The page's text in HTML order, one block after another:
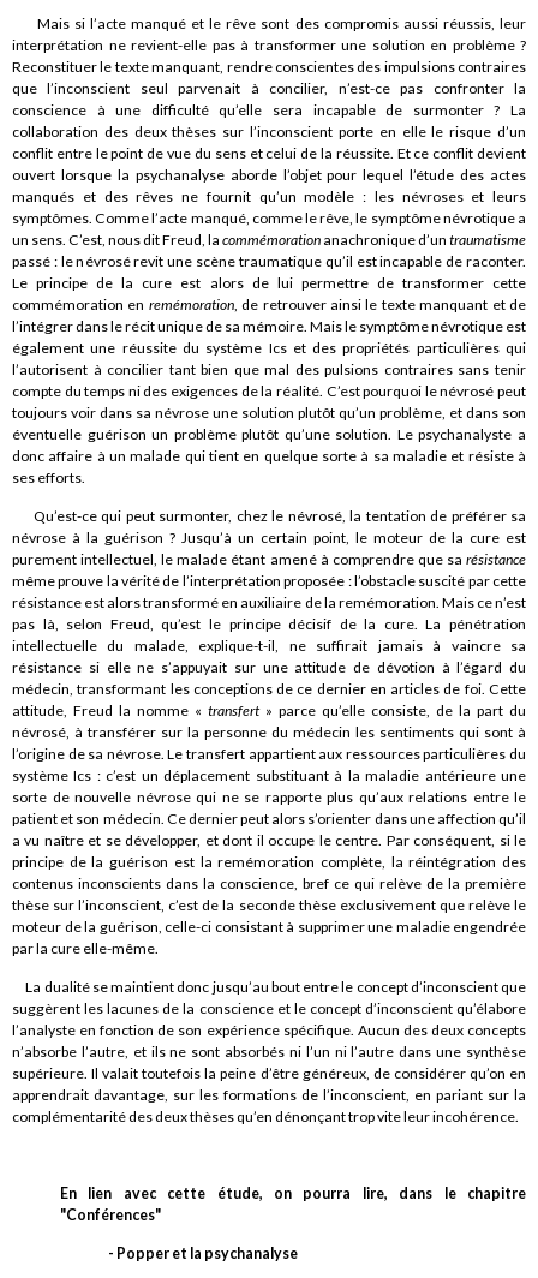
Mais si l’acte manqué et le rêve sont des compromis aussi réussis, leur
interprétation ne revient-elle pas à transformer une solution en problème ?
Reconstituer le texte manquant, rendre conscientes des impulsions contraires
que l’inconscient seul parvenait à concilier, n’est-ce pas confronter la
conscience à une difficulté qu’elle sera incapable de surmonter ? La
collaboration des deux thèses sur l’inconscient porte en elle le risque d’un
conflit entre le point de vue du sens et celui de la réussite. Et ce conflit devient
ouvert lorsque la psychanalyse aborde l’objet pour lequel l’étude des actes
manqués et des rêves ne fournit qu’un modèle : les névroses et leurs
symptômes. Comme l’acte manqué, comme le rêve, le symptôme névrotique a
un sens. C’est, nous dit Freud, la commémoration anachronique d’un traumatisme
passé : le névrosé revit une scène traumatique qu’il est incapable de raconter.
Le principe de la cure est alors de lui permettre de transformer cette
commémoration en remémoration, de retrouver ainsi le texte manquant et de
l’intégrer dans le récit unique de sa mémoire. Mais le symptôme névrotique est
également une réussite du système Ics et des propriétés particulières qui
l’autorisent à concilier tant bien que mal des pulsions contraires sans tenir
compte du temps ni des exigences de la réalité. C’est pourquoi le névrosé peut
toujours voir dans sa névrose une solution plutôt qu’un problème, et dans son
éventuelle guérison un problème plutôt qu’une solution. Le psychanalyste a
donc affaire à un malade qui tient en quelque sorte à sa maladie et résiste à
ses efforts.
Qu’est-ce qui peut surmonter, chez le névrosé, la tentation de préférer sa
névrose à la guérison ? Jusqu’à un certain point, le moteur de la cure est
purement intellectuel, le malade étant amené à comprendre que sa résistance
même prouve la vérité de l’interprétation proposée : l’obstacle suscité par cette
résistance est alors transformé en auxiliaire de la remémoration. Mais ce n’est
pas là, selon Freud, qu’est le principe décisif de la cure. La pénétration
intellectuelle du malade, explique-t-il, ne suffirait jamais à vaincre sa
résistance si elle ne s’appuyait sur une attitude de dévotion à l’égard du
médecin, transformant les conceptions de ce dernier en articles de foi. Cette
attitude, Freud la nomme « transfert» parce qu’elle consiste, de la part du
névrosé, à transférer sur la personne du médecin les sentiments qui sont à
l’origine de sa névrose. Le transfert appartient aux ressources particulières du
système Ics : c’est un déplacement substituant à la maladie antérieure une
sorte de nouvelle névrose qui ne se rapporte plus qu’aux relations entre le
patient et son médecin. Ce dernier peut alors s’orienter dans une affection qu’il
a vu naître et se développer, et dont il occupe le centre. Par conséquent, si le
principe de la guérison est la remémoration complète, la réintégration des
contenus inconscients dans la conscience, bref ce qui relève de la première
thèse sur l’inconscient, c’est de la seconde thèse exclusivement que relève le
moteur de la guérison, celle-ci consistant à supprimer une maladie engendrée
par la cure elle-même.
La dualité se maintient donc jusqu’au bout entre le concept d’inconscient que
suggèrent les lacunes de la conscience et le concept d’inconscient qu’élabore
l’analyste en fonction de son expérience spécifique. Aucun des deux concepts
n’absorbe l’autre, et ils ne sont absorbés ni l’un ni l’autre dans une synthèse
supérieure. Il valait toutefois la peine d’être généreux, de considérer qu’on en
apprendrait davantage, sur les formations de l’inconscient, en pariant sur la
complémentarité des deux thèses qu’en dénonçant trop vite leur incohérence.
En lien avec cette étude, on pourra lire, dans le chapitre
"Conférences"
- Popper et la psychanalyse